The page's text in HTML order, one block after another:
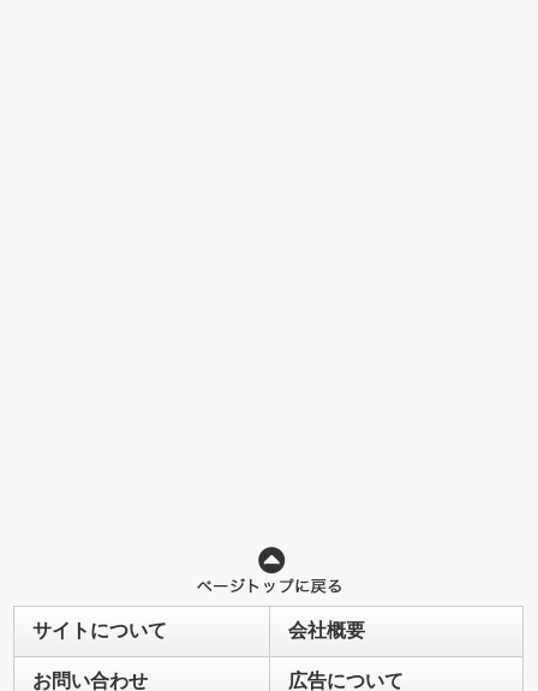
サイトについて 会社概要
お問い合わせ 広告について